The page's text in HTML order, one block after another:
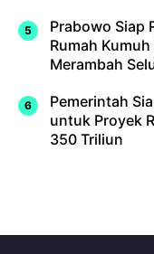
Prabowo Siap
Rumah
Merambah
Pemerintah
untuk Proyek
350 Triliun